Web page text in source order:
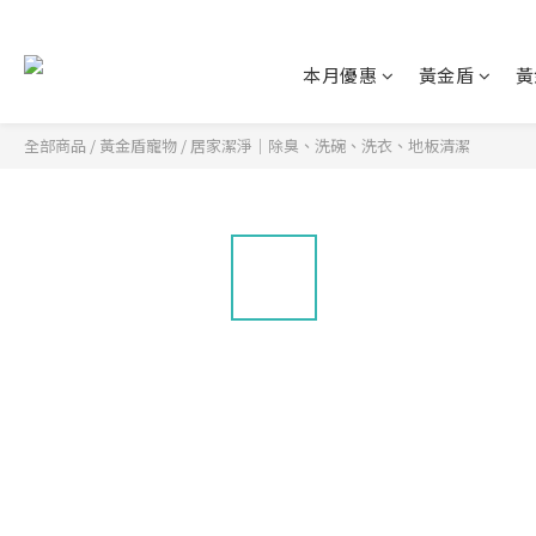
本月優惠 黃金盾
全部商品 / 黃金盾寵物 / 居家潔淨｜除臭、洗碗、洗衣、地板清潔